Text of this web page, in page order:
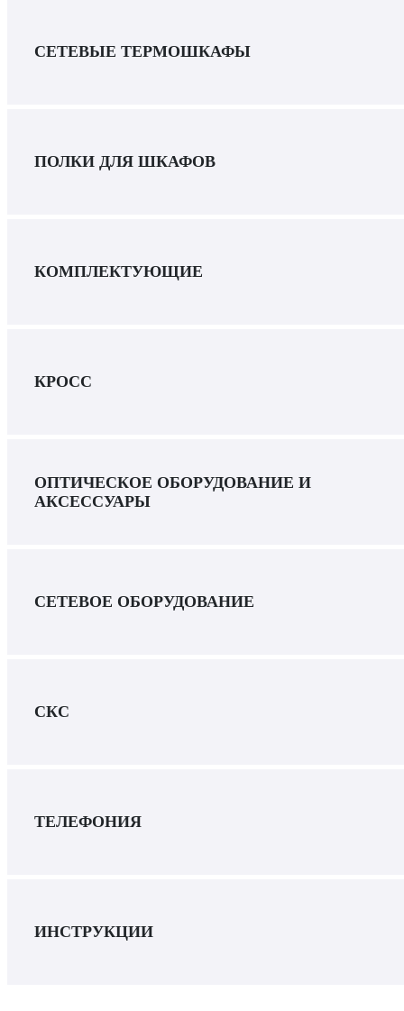
СЕТЕВЫЕ ТЕРМОШКАФЫ
ПОЛКИ ДЛЯ ШКАФОВ
КОМПЛЕКТУЮЩИЕ
КРОСС
ОПТИЧЕСКОЕ ОБОРУДОВАНИЕ И
АКСЕССУАРЫ
СЕТЕВОЕ ОБОРУДОВАНИЕ
СКС
ТЕЛЕФОНИЯ
ИНСТРУКЦИИ